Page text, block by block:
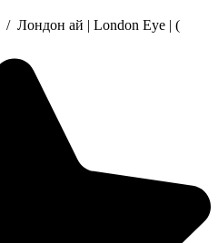
/ Лондон ай | London Eye | (